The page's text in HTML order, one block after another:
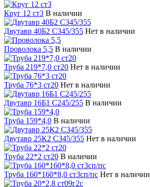
Круг 12 ст3 В наличии
Двутавр 40Б2 С345/355 Нет в наличии
Проволока 5,5 В наличии
Труба 219*7,0 ст20 Нет в наличии
Труба 76*3 ст20 Нет в наличии
Двутавр 16Б1 С245/255 В наличии
Труба 159*4,0 В наличии
Двутавр 25К2 С345/355 Нет в наличии
Труба 22*2 ст20 В наличии
Труба 160*160*8,0 ст3сп/пс Нет в наличии